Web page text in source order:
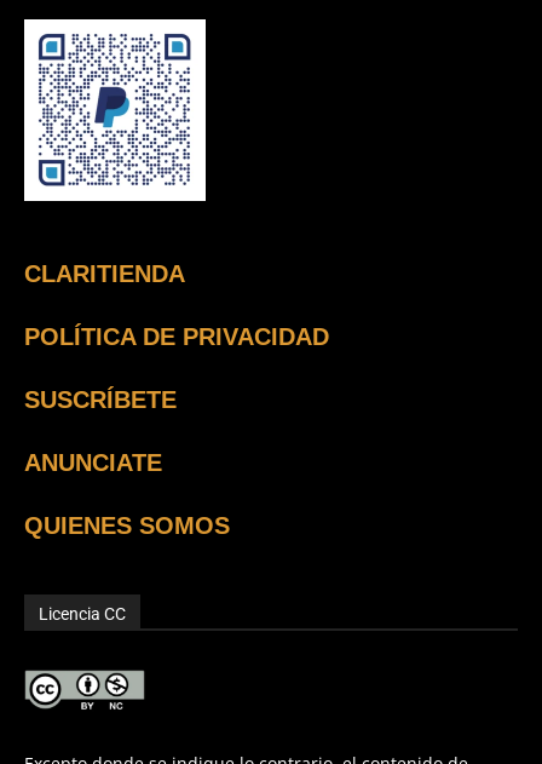
CLARITIENDA
POLÍTICA DE PRIVACIDAD
SUSCRÍBETE
ANUNCIATE
QUIENES SOMOS
Licencia CC